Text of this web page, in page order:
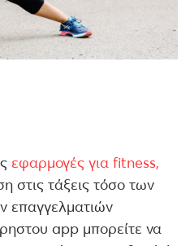
εφαρμογές για fitness,
στις τάξεις τόσο των
επαγγελματιών
app μπορείτε να